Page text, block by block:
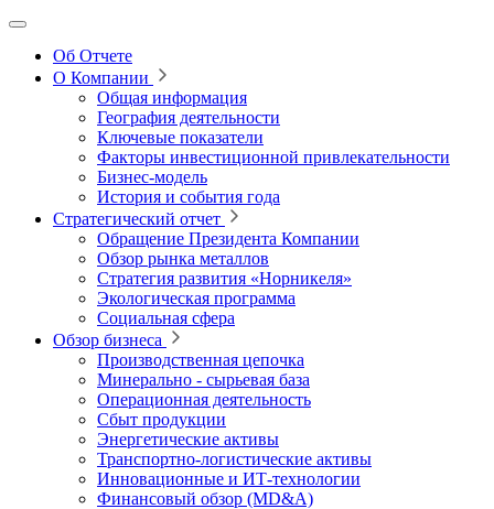
Об Отчете
О Компании
Общая информация
География деятельности
Ключевые показатели
Факторы инвестиционной привлекательности
Бизнес-модель
История и события года
Стратегический отчет
Обращение Президента Компании
Обзор рынка металлов
Стратегия развития «Норникеля»
Экологическая программа
Социальная сфера
Обзор бизнеса
Производственная цепочка
Минерально ‑ сырьевая база
Операционная деятельность
Сбыт продукции
Энергетические активы
Транспортно-логистические активы
Инновационные и ИТ‑технологии
Финансовый обзор (MD&A)